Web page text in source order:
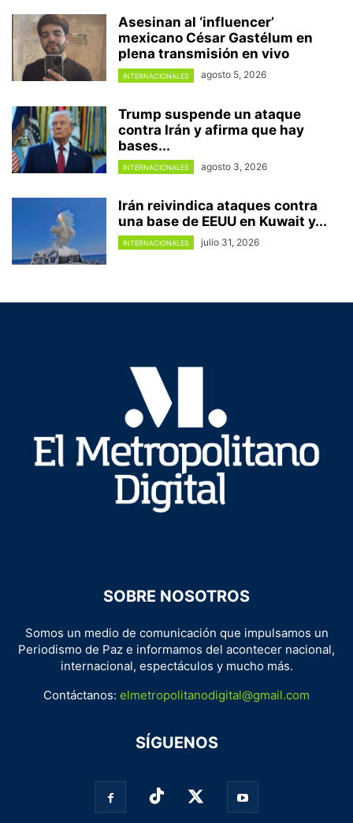
Asesinan al ‘influencer’
mexicano César Gastélum en
plena transmisión en vivo
INTERNACIONALES agosto 5, 2026
Trump suspende un ataque
contra Irán y afirma que hay
bases...
INTERNACIONALES agosto 3, 2026
Irán reivindica ataques contra
una base de EEUU en Kuwait y...
INTERNACIONALES julio 31, 2026
SOBRE NOSOTROS
Somos un medio de comunicación que impulsamos un
Periodismo de Paz e informamos del acontecer nacional,
internacional, espectáculos y mucho más.
Contáctanos: elmetropolitanodigital@gmail.com
SÍGUENOS